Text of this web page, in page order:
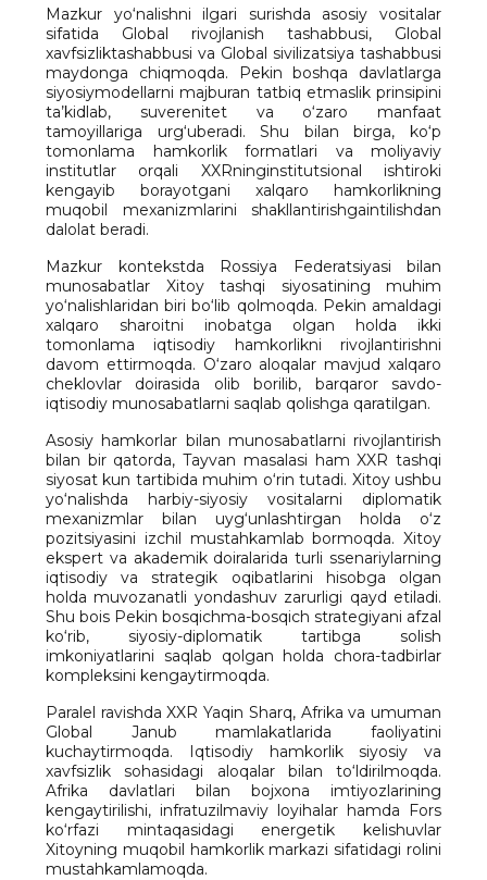
Mazkur yo‘nalishni ilgari surishda asosiy vositalar
sifatida Global rivojlanish tashabbusi, Global
xavfsizliktashabbusi va Global sivilizatsiya tashabbusi
maydonga chiqmoqda. Pekin boshqa davlatlarga
siyosiymodellarni majburan tatbiq etmaslik prinsipini
ta’kidlab, suverenitet va o‘zaro manfaat
tamoyillariga urg‘uberadi. Shu bilan birga, ko‘p
tomonlama hamkorlik formatlari va moliyaviy
institutlar orqali XXRninginstitutsional ishtiroki
kengayib borayotgani xalqaro hamkorlikning
muqobil mexanizmlarini shakllantirishgaintilishdan
dalolat beradi.
Mazkur kontekstda Rossiya Federatsiyasi bilan
munosabatlar Xitoy tashqi siyosatining muhim
yo‘nalishlaridan biri bo‘lib qolmoqda. Pekin amaldagi
xalqaro sharoitni inobatga olgan holda ikki
tomonlama iqtisodiy hamkorlikni rivojlantirishni
davom ettirmoqda. O‘zaro aloqalar mavjud xalqaro
cheklovlar doirasida olib borilib, barqaror savdo-
iqtisodiy munosabatlarni saqlab qolishga qaratilgan.
Asosiy hamkorlar bilan munosabatlarni rivojlantirish
bilan bir qatorda, Tayvan masalasi ham XXR tashqi
siyosat kun tartibida muhim o‘rin tutadi. Xitoy ushbu
yo‘nalishda harbiy-siyosiy vositalarni diplomatik
mexanizmlar bilan uyg‘unlashtirgan holda o‘z
pozitsiyasini izchil mustahkamlab bormoqda. Xitoy
ekspert va akademik doiralarida turli ssenariylarning
iqtisodiy va strategik oqibatlarini hisobga olgan
holda muvozanatli yondashuv zarurligi qayd etiladi.
Shu bois Pekin bosqichma-bosqich strategiyani afzal
ko‘rib, siyosiy-diplomatik tartibga solish
imkoniyatlarini saqlab qolgan holda chora-tadbirlar
kompleksini kengaytirmoqda.
Paralel ravishda XXR Yaqin Sharq, Afrika va umuman
Global Janub mamlakatlarida faoliyatini
kuchaytirmoqda. Iqtisodiy hamkorlik siyosiy va
xavfsizlik sohasidagi aloqalar bilan to‘ldirilmoqda.
Afrika davlatlari bilan bojxona imtiyozlarining
kengaytirilishi, infratuzilmaviy loyihalar hamda Fors
ko‘rfazi mintaqasidagi energetik kelishuvlar
Xitoyning muqobil hamkorlik markazi sifatidagi rolini
mustahkamlamoqda.